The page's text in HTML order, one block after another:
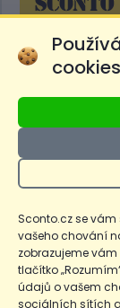
Ceny produktů na
cena je cena bez
dnů před prvním
uvedená Běžná
Běžná cena za 30
Copyright
cookies
Sconto.cz se
vašeho chování
zobrazujeme
tlačítko
údajů o vašem
sociálních sítích